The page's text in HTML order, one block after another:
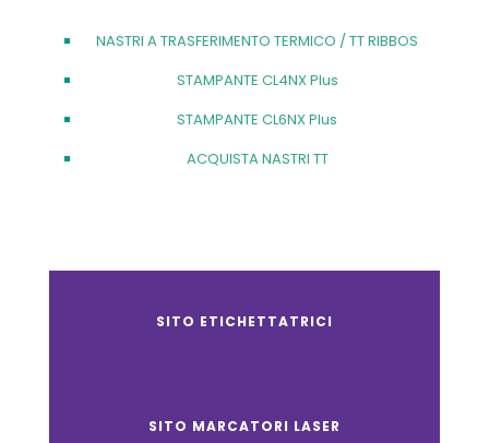
NASTRI A TRASFERIMENTO TERMICO / TT RIBBOS
STAMPANTE CL4NX Plus
STAMPANTE CL6NX Plus
ACQUISTA NASTRI TT
SITO ETICHETTATRICI
SITO MARCATORI LASER